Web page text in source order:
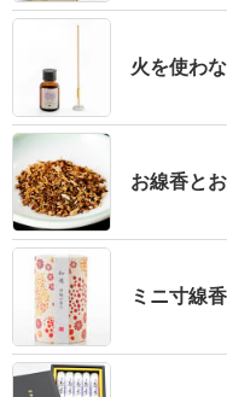
火を使わ
お線香と
ミニ寸線